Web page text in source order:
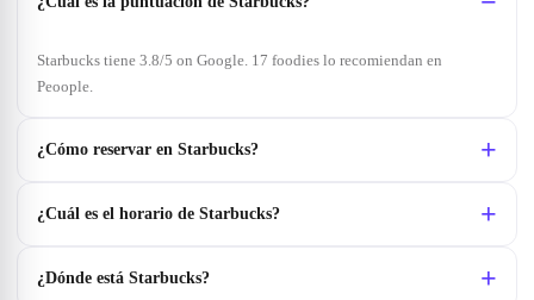
Starbucks tiene 3.8/5 on Google. 17 foodies lo recomiendan en
Peoople.
¿Cómo reservar en Starbucks?
¿Cuál es el horario de Starbucks?
¿Dónde está Starbucks?